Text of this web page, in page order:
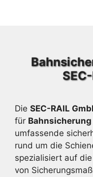
Die SEC-RAIL
für
umfassende
rund um die
spezialisiert auf
von